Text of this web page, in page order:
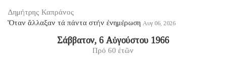
Δημήτρης Καπράνος
Ὅταν ἄλλαξαν τά πάντα στήν ἐνημέρωση Αυγ 06, 2026
Σάββατον, 6 Αὐγούστου 1966
Πρό 60 ἐτῶν